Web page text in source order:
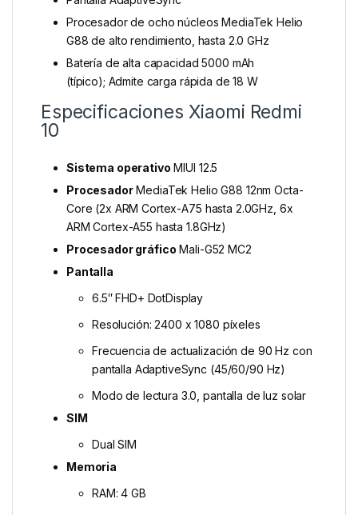
Procesador de ocho núcleos MediaTek Helio
G88 de alto rendimiento, hasta 2.0 GHz
Batería de alta capacidad 5000 mAh
(típico); Admite carga rápida de 18 W
Especificaciones Xiaomi Redmi
10
Sistema operativo MIUI 12.5
ProcesadorMediaTek Helio G88 12nm Octa-
Core (2x ARM Cortex-A75 hasta 2.0GHz, 6x
ARM Cortex-A55 hasta 1.8GHz)
Procesador gráfico Mali-G52 MC2
Pantalla
6.5″ FHD+ DotDisplay
Resolución: 2400 x 1080 píxeles
Frecuencia de actualización de 90 Hz con
pantalla AdaptiveSync (45/60/90 Hz)
Modo de lectura 3.0, pantalla de luz solar
SIM
Dual SIM
Memoria
RAM: 4 GB